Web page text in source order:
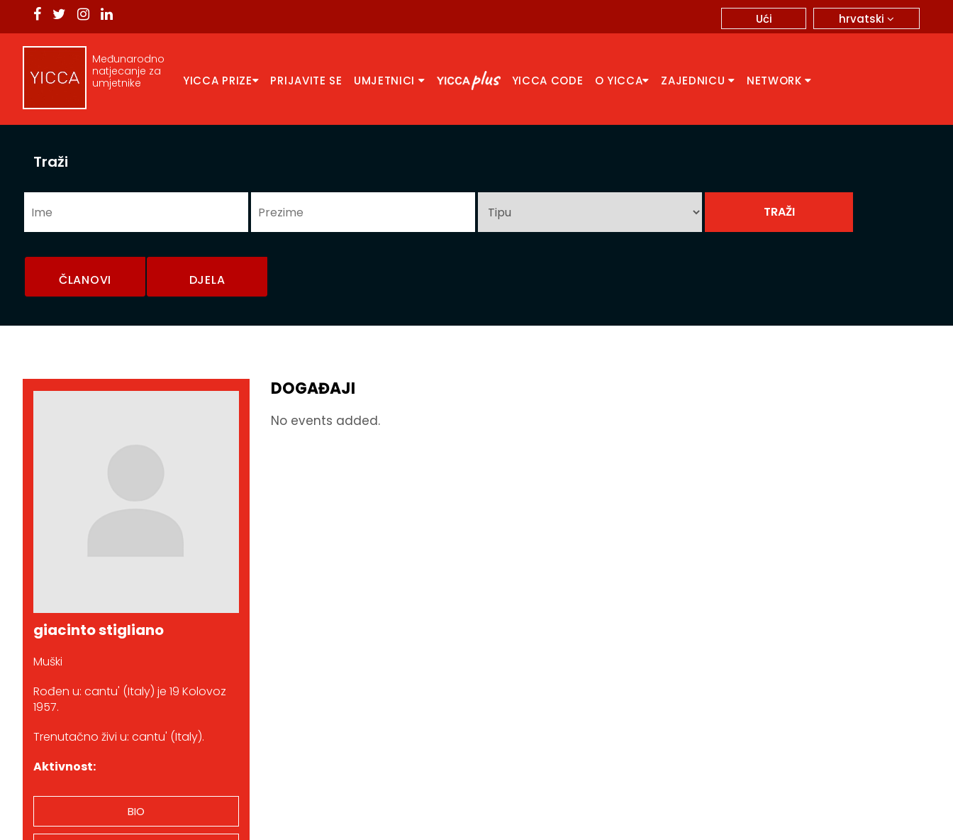
hrvatski
Ući
Međunarodno
natjecanje za
umjetnike
YICCA PRIZE PRIJAVITE SE UMJETNICI YICCA CODE O YICCA ZAJEDNICU NETWORK
Traži
ČLANOVI DJELA
giacinto stigliano
Muški
Rođen u: cantu' (Italy) je 19 Kolovoz
1957.
Trenutačno živi u: cantu' (Italy).
Aktivnost:
BIO
DOGAĐAJI
No events added.